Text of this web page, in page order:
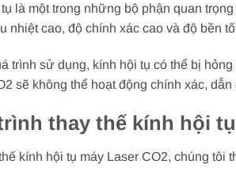
là một trong những bộ phận quan
nhiệt cao, độ chính xác cao và độ bền
trình sử dụng, kính hội tụ có thể bị
sẽ không thể hoạt động chính xác,
thay thế kính hội
kính hội tụ máy Laser CO2, chúng tôi